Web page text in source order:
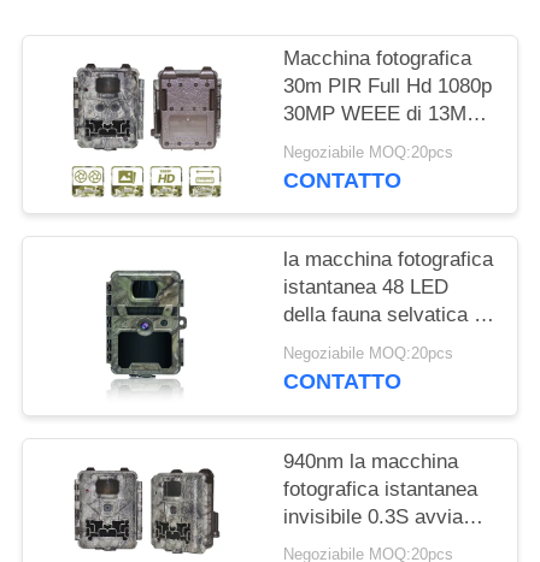
MAPPA
SITO
POLITICA
SULLA
PRIVACY
Macchina fotografica
30m PIR Full Hd 1080p
30MP WEEE di 13MP
Cmos Wildview Game
Negoziabile MOQ:20pcs
CONTATTO
la macchina fotografica
istantanea 48 LED
della fauna selvatica di
940nm Digital non non
emette luce PIR For
Negoziabile MOQ:20pcs
CONTATTO
940nm la macchina
fotografica istantanea
invisibile 0.3S avvia
cercare dei cervi
Negoziabile MOQ:20pcs